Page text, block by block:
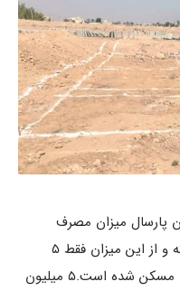
پارسال میزان مصرف
سیمان ایران از ۶۶ میلیون تن فراتر رفته و از این میزان فقط ۵
مسکن شده است.
۵ میلیون